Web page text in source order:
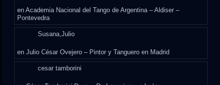
enAcademia Nacional del Tango de Argentina – Aldiser –
Pontevedra
Susana,Julio
enJulio César Ovejero – Pintor y Tanguero en Madrid
cesar tamborini